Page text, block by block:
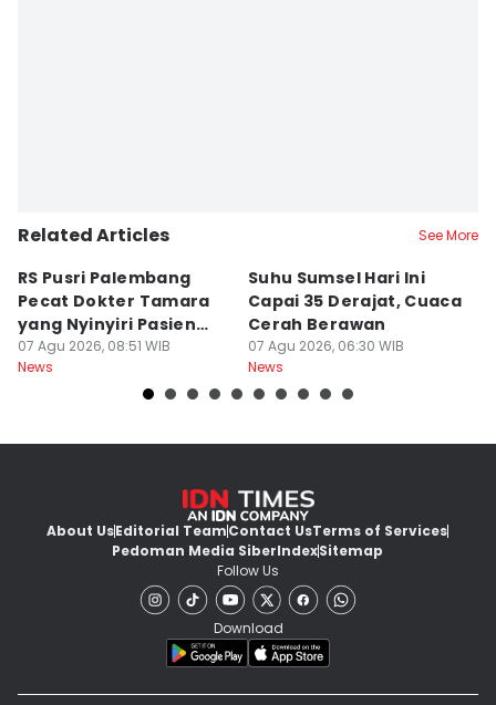
Related Articles See More
RS Pusri Palembang
Pecat Dokter Tamara
yang Nyinyiri Pasien
Yurizal
07 Agu 2026, 08:51 WIB
News
Suhu Sumsel Hari Ini
Capai 35 Derajat, Cuaca
Cerah Berawan
07 Agu 2026, 06:30 WIB
News
About UsEditorial TeamContact UsTerms of Services
Pedoman Media SiberIndexSitemap
Follow Us
Download